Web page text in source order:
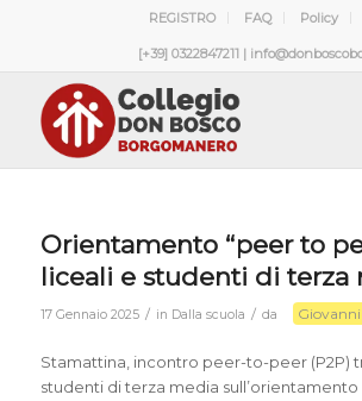
REGISTRO FAQ Policy
[+39] 0322847211 |
Orientamento “peer to
liceali e studenti di terza
17 Gennaio 2025 / in Dalla scuola / da
Stamattina, incontro peer-to-peer (P2P)
studenti di terza media sull’orientamento